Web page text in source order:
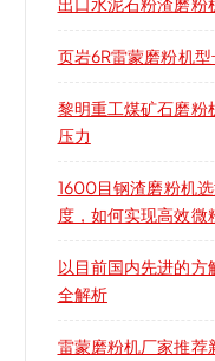
页岩6R雷蒙磨粉机
黎明重工煤矿石磨粉
压力
1600目钢渣磨粉机
度，如何实现高效微
以目前国内先进的
全解析
雷蒙磨粉机厂家推荐